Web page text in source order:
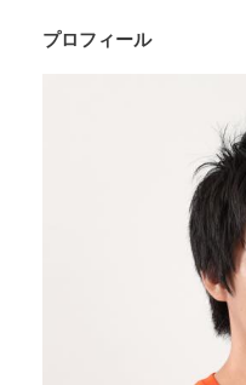
プロフィール